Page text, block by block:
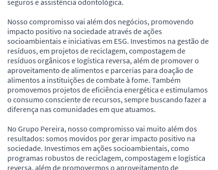
Nosso compromisso vai além dos negócios, promovendo
impacto positivo na sociedade através de ações
socioambientais e iniciativas em ESG. Investimos na gestão de
resíduos, em projetos de reciclagem, compostagem de
resíduos orgânicos e logística reversa, além de promover o
aproveitamento de alimentos e parcerias para doação de
alimentos a instituições de combate à fome. Também
promovemos projetos de eficiência energética e estimulamos
o consumo consciente de recursos, sempre buscando fazer a
diferença nas comunidades em que atuamos.
No Grupo Pereira, nosso compromisso vai muito além dos
resultados: somos movidos por gerar impacto positivo na
sociedade. Investimos em ações socioambientais, como
programas robustos de reciclagem, compostagem e logística
reversa, além de promovermos o aproveitamento de